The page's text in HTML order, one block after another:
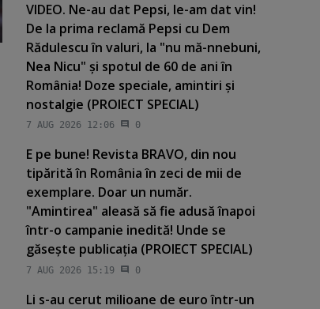
VIDEO. Ne-au dat Pepsi, le-am dat vin!
De la prima reclamă Pepsi cu Dem
Rădulescu în valuri, la "nu mă-nnebuni,
Nea Nicu" şi spotul de 60 de ani în
România! Doze speciale, amintiri şi
nostalgie (PROIECT SPECIAL)
7 AUG 2026 12:06 0
E pe bune! Revista BRAVO, din nou
tipărită în România în zeci de mii de
exemplare. Doar un număr.
"Amintirea" aleasă să fie adusă înapoi
într-o campanie inedită! Unde se
găseşte publicaţia (PROIECT SPECIAL)
7 AUG 2026 15:19 0
Li s-au cerut milioane de euro într-un